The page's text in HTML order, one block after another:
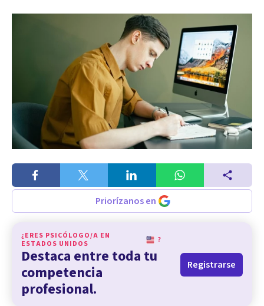
Priorízanos en
¿ERES PSICÓLOGO/A EN
ESTADOS UNIDOS
?
Destaca entre toda tu
competencia
profesional.
Registrarse